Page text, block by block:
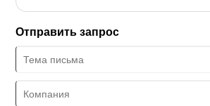
последнее время появились некоторые
из последних инноваций в водопадных
Отправить запрос